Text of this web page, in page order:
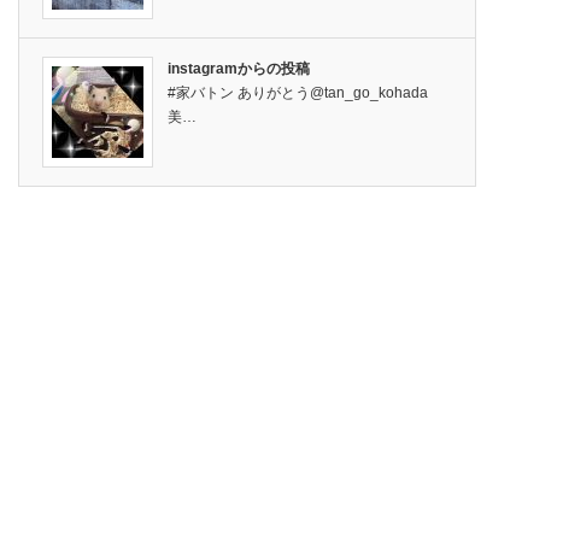
instagramからの投稿
#家バトン ありがとう@tan_go_kohada
美…